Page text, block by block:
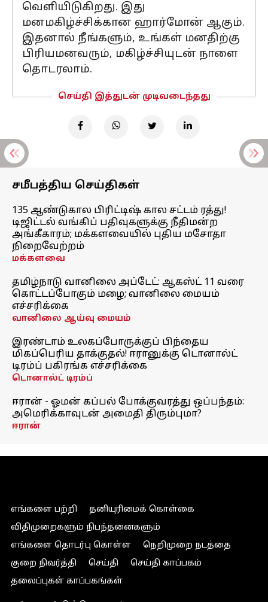
வெளியிடுகிறது. இது
மனமகிழ்ச்சிக்கான ஹார்மோன் ஆகும்.
இதனால் நீங்களும், உங்கள் மனதிற்கு
பிரியமனவரும், மகிழ்ச்சியுடன் நாளை
தொடரலாம்.
செய்தி இத்துடன் முடிவடைந்தது
சமீபத்திய செய்திகள்
135 ஆண்டுகால பிரிட்டிஷ் கால சட்டம் ரத்து!
டிஜிட்டல் வங்கிப் பதிவுகளுக்கு நீதிமன்ற
அங்கீகாரம்; மக்களவையில் புதிய மசோதா
நிறைவேற்றம்
மக்களவை
தமிழ்நாடு வானிலை அப்டேட்: ஆகஸ்ட் 11 வரை
கொட்டப்போகும் மழை; வானிலை மையம்
எச்சரிக்கை
வானிலை ஆய்வு மையம்
இரண்டாம் உலகப்போருக்குப் பிந்தைய
மிகப்பெரிய தாக்குதல்! ஈரானுக்கு டொனால்ட்
டிரம்ப் பகிரங்க எச்சரிக்கை
டொனால்ட் டிரம்ப்
ஈரான் - ஓமன் கப்பல் போக்குவரத்து ஒப்பந்தம்:
அமெரிக்காவுடன் அமைதி திரும்புமா?
ஈரான்
எங்களை பற்றி
தனியுரிமைக் கொள்கை
விதிமுறைகளும் நிபந்தனைகளும்
எங்களை தொடர்பு கொள்ள
நெறிமுறை நடத்தை
குறை நிவர்த்தி
செய்தி
செய்தி காப்பகம்
தலைப்புகள் காப்பகங்கள்